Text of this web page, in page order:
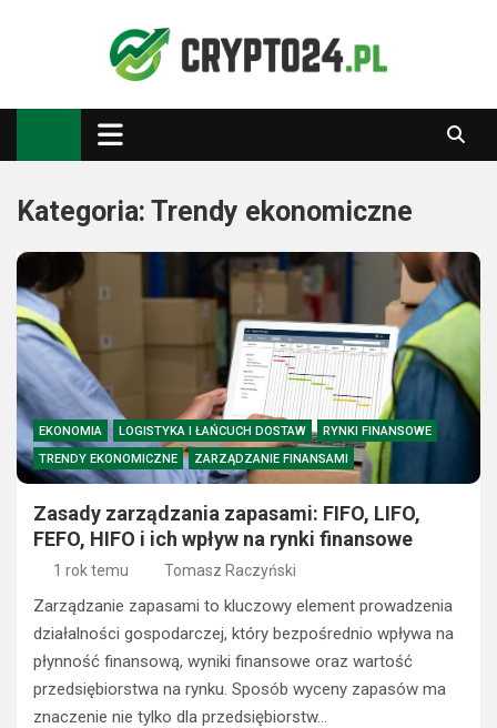
Crypto24.pl
Kategoria: Trendy ekonomiczne
EKONOMIA LOGISTYKA I ŁAŃCUCH DOSTAW
RYNKI FINANSOWE
TRENDY EKONOMICZNE
ZARZĄDZANIE FINANSAMI
Zasady zarządzania zapasami: FIFO, LIFO,
FEFO, HIFO i ich wpływ na rynki finansowe
1 rok temu Tomasz Raczyński
Zarządzanie zapasami to kluczowy element prowadzenia
działalności gospodarczej, który bezpośrednio wpływa na
płynność finansową, wyniki finansowe oraz wartość
przedsiębiorstwa na rynku. Sposób wyceny zapasów ma
znaczenie nie tylko dla przedsiębiorstw…